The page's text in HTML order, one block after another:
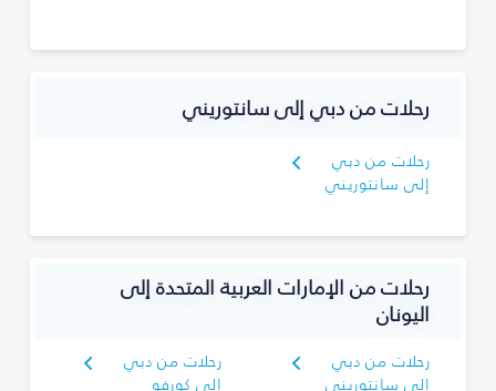
رحلات من دبي إلى سانتوريني
رحلات من دبي
إلى سانتوريني
رحلات من الإمارات العربية المتحدة إلى
اليونان
رحلات من دبي
إلى سانتوريني
رحلات من دبي
إلى كورفو